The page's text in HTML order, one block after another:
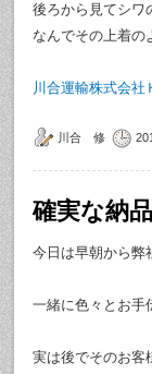
後ろから見てシワ
なんでその上着の
川合運輸株式会社
川合 修
確実な納
今日は早朝から弊
一緒に色々とお手
実は後でそのお客